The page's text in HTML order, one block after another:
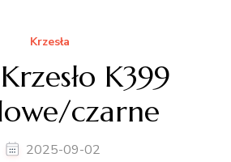
Krzesła
K399
czarne
2025-09-02